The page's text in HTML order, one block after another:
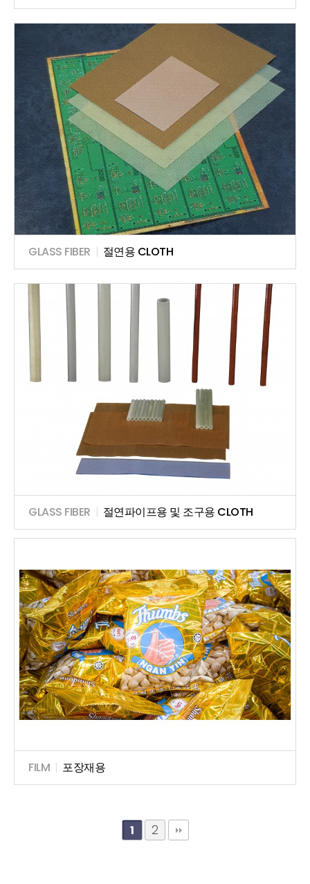
GLASS FIBER | 절연용 CLOTH
GLASS FIBER | 절연파이프용 및 조구용 CLOTH
FILM | 포장재용
1 2